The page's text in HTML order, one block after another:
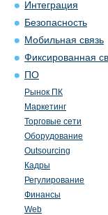
Интеграция
Безопасность
Мобильная связь
Фиксированная
ПО
Рынок ПК
Маркетинг
Торговые сети
Оборудование
Outsourcing
Кадры
Регулирование
Финансы
Web